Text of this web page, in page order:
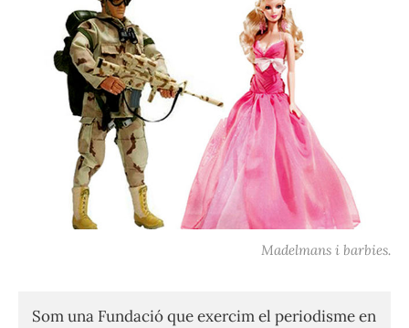
Madelmans i barbies.
Som una Fundació que exercim el periodisme en